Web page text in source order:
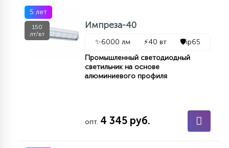
5 лет
150
лт/вт
Импреза-40
✨6000 лм ⚡40 вт 🛡️ip65
Промышленный светодиодный
светильник на основе
алюминиевого профиля
опт. 4 345 руб.